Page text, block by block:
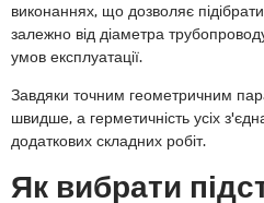
виконаннях, що дозволяє
залежно від діаметра
умов експлуатації.
Завдяки точним геометричним
швидше, а герметичність усіх
додаткових складних робіт.
Як вибрати